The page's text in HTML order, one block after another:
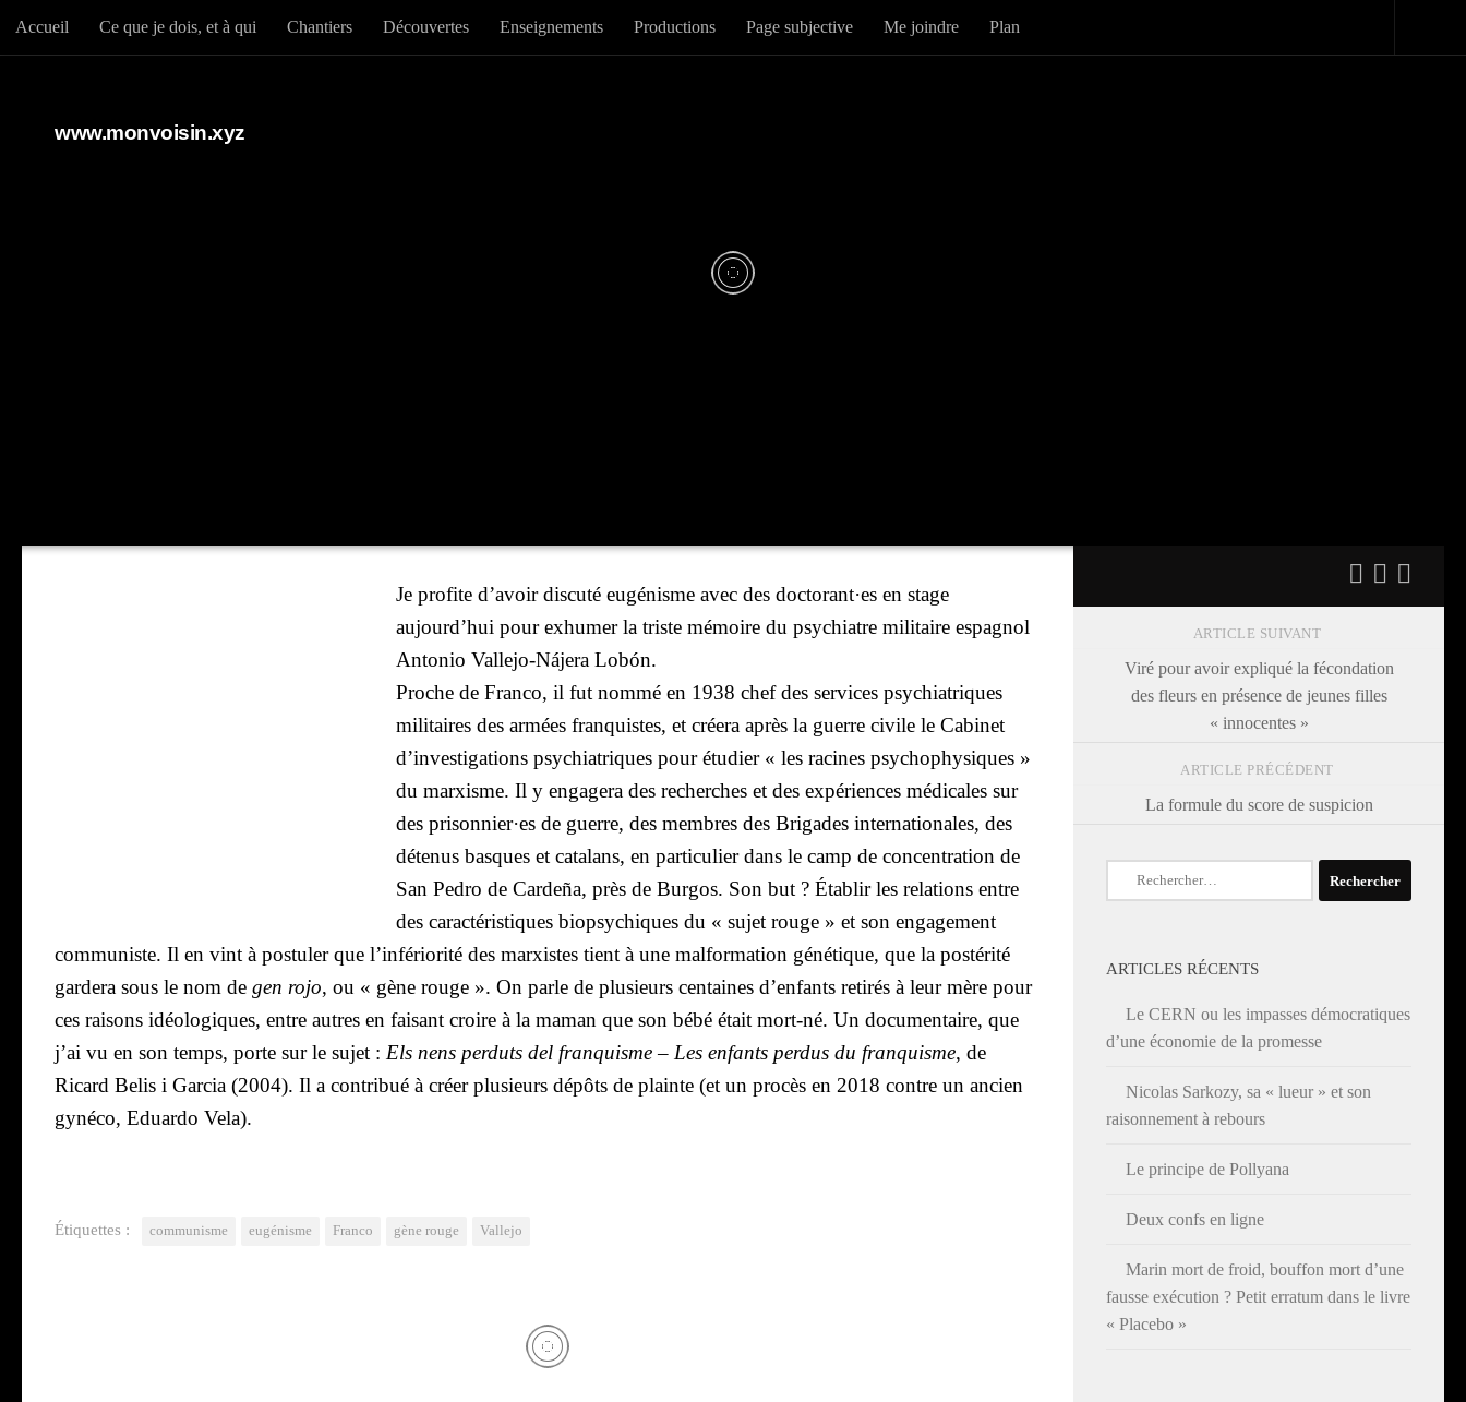
Au dessous du contenu
Accueil Ce que je dois, et à qui Chantiers Découvertes Enseignements Productions Page subjective Me joindre Plan
www.monvoisin.xyz
Le « gène rouge »
Je pro­fite d’avoir dis­cu­té eugé­nisme avec des doctorant·es en stage
aujourd’hui pour exhu­mer la triste mémoire du psy­chiatre mili­taire espa­gnol
Anto­nio Val­le­jo-Náje­ra Lobón.
Proche de Fran­co, il fut nom­mé en 1938 chef des ser­vices psy­chia­triques
mili­taires des armées fran­quistes, et crée­ra après la guerre civile le Cabi­net
d’investigations psy­chia­triques pour étu­dier « les racines psy­cho­phy­siques »
du mar­xisme. Il y enga­ge­ra des recherches et des expé­riences médi­cales sur
des prisonnier·es de guerre, des membres des Bri­gades inter­na­tio­nales, des
déte­nus basques et cata­lans, en par­ti­cu­lier dans le camp de concen­tra­tion de
San Pedro de Car­deña, près de Bur­gos. Son but ? Éta­blir les rela­tions entre
des carac­té­ris­tiques bio­psy­chiques du « sujet rouge » et son enga­ge­ment
com­mu­niste. Il en vint à pos­tu­ler que l’infériorité des mar­xistes tient à une mal­for­ma­tion géné­tique, que la pos­té­ri­té
gar­de­ra sous le nom de gen rojo, ou « gène rouge ». On parle de plu­sieurs cen­taines d’enfants reti­rés à leur mère pour
ces rai­sons idéo­lo­giques, entre autres en fai­sant croire à la maman que son bébé était mort-né. Un docu­men­taire, que
j’ai vu en son temps, porte sur le sujet : Els nens per­duts del fran­quisme – Les enfants per­dus du fran­quisme, de
Ricard Belis i Gar­cia (2004). Il a contri­bué à créer plu­sieurs dépôts de plainte (et un pro­cès en 2018 contre un ancien
gyné­co, Eduar­do Vela).
Étiquettes : communisme eugénisme Franco gène rouge Vallejo
ARTICLE SUIVANT
Viré pour avoir expliqué la fécondation
des fleurs en présence de jeunes filles
« innocentes »
ARTICLE PRÉCÉDENT
La formule du score de suspicion
Rechercher :
ARTICLES RÉCENTS
Le CERN ou les impasses démocratiques
d’une économie de la promesse
Nicolas Sarkozy, sa « lueur » et son
raisonnement à rebours
Le principe de Pollyana
Deux confs en ligne
Marin mort de froid, bouffon mort d’une
fausse exécution ? Petit erratum dans le livre
« Placebo »